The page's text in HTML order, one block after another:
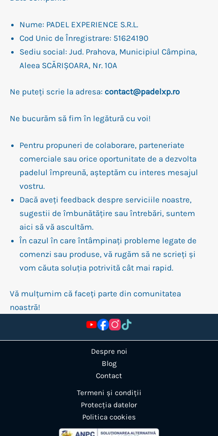
Nume: PADEL EXPERIENCE S.R.L.
Cod Unic de Înregistrare: 51624190
Sediu social: Jud. Prahova, Municipiul Câmpina,
Aleea SCĂRIŞOARA, Nr. 10A
Ne puteți scrie la adresa: contact@padelxp.ro
Ne bucurăm să fim în legătură cu voi!
Pentru propuneri de colaborare, parteneriate
comerciale sau orice oportunitate de a dezvolta
padelul împreună, așteptăm cu interes mesajul
vostru.
Dacă aveți feedback despre serviciile noastre,
sugestii de îmbunătățire sau întrebări, suntem
aici să vă ascultăm.
În cazul în care întâmpinați probleme legate de
comenzi sau produse, vă rugăm să ne scrieți și
vom căuta soluția potrivită cât mai rapid.
Vă mulțumim că faceți parte din comunitatea
noastră!
Despre noi
Blog
Contact
Termeni și condiții
Protecția datelor
Politica cookies